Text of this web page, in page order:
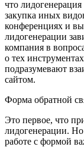
что
закупка иных
конференциях и
лидогенерации
компания в
о тех
подразумевают
сайтом.
Форма обратной
Это первое, что
лидогенерации. Но
работе с формой